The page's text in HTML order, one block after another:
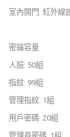
室內開門: 紅外線
密鑰容量
人臉: 50組
指紋: 99組
管理指紋: 1組
用戶密碼: 20組